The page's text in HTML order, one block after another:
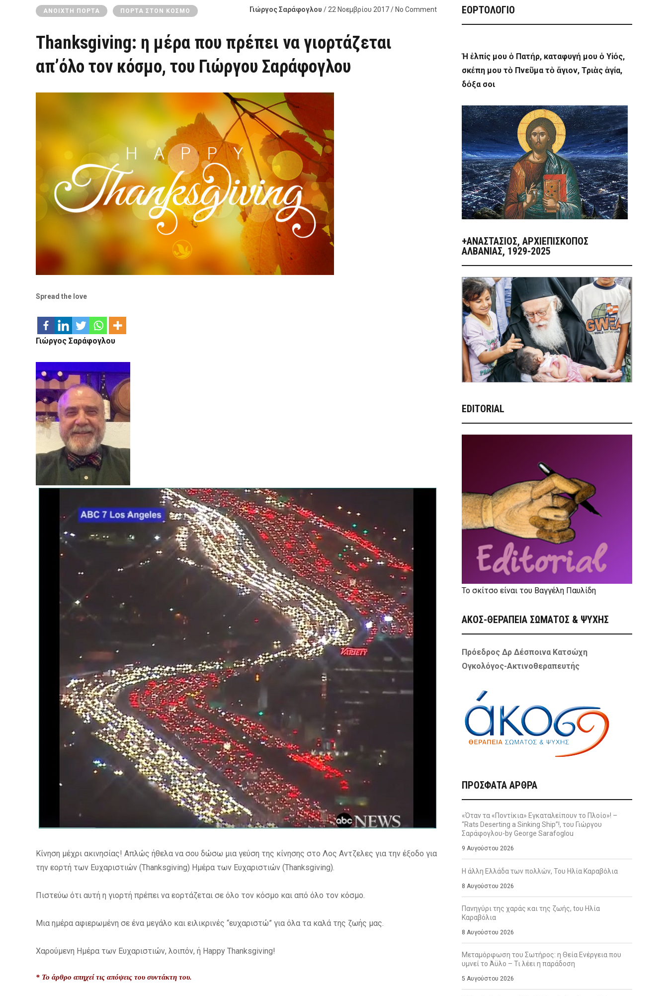
ΑΝΟΙΧΤΉ ΠΌΡΤΑ ΠΌΡΤΑ ΣΤΟΝ ΚΌΣΜΟ Γιώργος Σαράφογλου / 22 Νοεμβρίου 2017 / No Comment
Thanksgiving: η μέρα που πρέπει να γιορτάζεται
απ’όλο τον κόσμο, του Γιώργου Σαράφογλου
Spread the love
Γιώργος Σαράφογλου
Κίνηση μέχρι ακινησίας! Απλώς ήθελα να σου δώσω μια γεύση της κίνησης στο Λος Αντζελες για την έξοδο για
την εορτή των Ευχαριστιών (Thanksgiving) Ημέρα των Ευχαριστιών (Thanksgiving).
Πιστεύω ότι αυτή η γιορτή πρέπει να εορτάζεται σε όλο τον κόσμο και από όλο τον κόσμο.
Μια ημέρα αφιερωμένη σε ένα μεγάλο και ειλικρινές “ευχαριστώ” για όλα τα καλά της ζωής μας.
Χαρούμενη Ημέρα των Ευχαριστιών, λοιπόν, ή Happy Thanksgiving!
* Το άρθρο απηχεί τις απόψεις του συντάκτη του.
ΕΟΡΤΟΛΟΓΙΟ
Ἡ ἐλπίς μου ὁ Πατήρ, καταφυγή μου ὁ Υἱός,
σκέπη μου τὸ Πνεῦμα τὸ ἅγιον, Τριὰς ἁγία,
δόξα σοι
+ΑΝΑΣΤΆΣΙΟΣ, ΑΡΧΙΕΠΊΣΚΟΠΟΣ
ΑΛΒΑΝΊΑΣ, 1929-2025
EDITORIAL
Το σκίτσο είναι του Βαγγέλη Παυλίδη
ΑΚΟΣ-ΘΕΡΑΠΕΙΑ ΣΩΜΑΤΟΣ & ΨΥΧΗΣ
Πρόεδρος Δρ Δέσποινα Κατσώχη
Ογκολόγος-Ακτινοθεραπευτής
ΠΡΌΣΦΑΤΑ ΆΡΘΡΑ
«Όταν τα «Ποντίκια» Εγκαταλείπουν το Πλοίο»! –
“Rats Deserting a Sinking Ship”!, του Γιώργου
Σαράφογλου-by George Sarafoglou
9 Αυγούστου 2026
Η άλλη Ελλάδα των πολλών, Του Ηλία Καραβόλια
8 Αυγούστου 2026
Πανηγύρι της χαράς και της ζωής, tου Ηλία
Καραβόλια
8 Αυγούστου 2026
Μεταμόρφωση του Σωτήρος: η Θεία Ενέργεια που
υμνεί το Άϋλο – Τι λέει η παράδοση
5 Αυγούστου 2026